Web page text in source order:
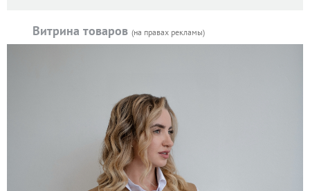
Витрина товаров (на правах рекламы)